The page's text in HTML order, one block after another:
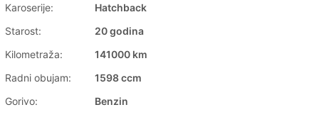
Karoserije:
Hatchback
Starost:
20 godina
Kilometraža:
141000 km
Radni obujam:
1598 ccm
Gorivo:
Benzin